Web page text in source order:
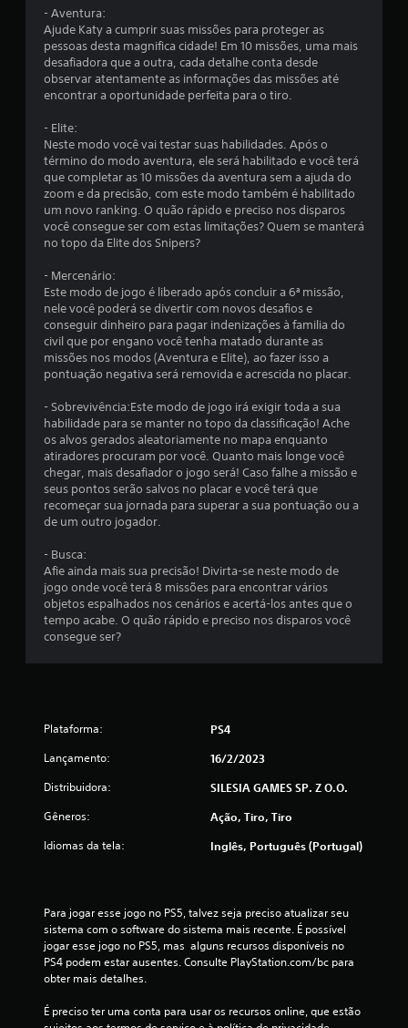
d
e
9
c
l
a
s
s
i
f
c
a
õ
- Aventura:
Ajude Katy a cumprir suas missões para proteger as
pessoas desta magnifica cidade! Em 10 missões, uma mais
desafiadora que a outra, cada detalhe conta desde
observar atentamente as informações das missões até
encontrar a oportunidade perfeita para o tiro.
- Elite:
Neste modo você vai testar suas habilidades. Após o
término do modo aventura, ele será habilitado e você terá
que completar as 10 missões da aventura sem a ajuda do
zoom e da precisão, com este modo também é habilitado
um novo ranking. O quão rápido e preciso nos disparos
você consegue ser com estas limitações? Quem se manterá
no topo da Elite dos Snipers?
- Mercenário:
Este modo de jogo é liberado após concluir a 6ª missão,
nele você poderá se divertir com novos desafios e
conseguir dinheiro para pagar indenizações à familia do
civil que por engano você tenha matado durante as
missões nos modos (Aventura e Elite), ao fazer isso a
pontuação negativa será removida e acrescida no placar.
- Sobrevivência:Este modo de jogo irá exigir toda a sua
habilidade para se manter no topo da classificação! Ache
os alvos gerados aleatoriamente no mapa enquanto
atiradores procuram por você. Quanto mais longe você
chegar, mais desafiador o jogo será! Caso falhe a missão e
seus pontos serão salvos no placar e você terá que
recomeçar sua jornada para superar a sua pontuação ou a
de um outro jogador.
- Busca:
Afie ainda mais sua precisão! Divirta-se neste modo de
jogo onde você terá 8 missões para encontrar vários
objetos espalhados nos cenários e acertá-los antes que o
tempo acabe. O quão rápido e preciso nos disparos você
consegue ser?
Plataforma: PS4
Lançamento: 16/2/2023
Distribuidora: SILESIA GAMES SP. Z O.O.
Gêneros: Ação, Tiro, Tiro
Idiomas da tela: Inglês, Português (Portugal)
Para jogar esse jogo no PS5, talvez seja preciso atualizar seu
sistema com o software do sistema mais recente. É possível
jogar esse jogo no PS5, mas  alguns recursos disponíveis no
PS4 podem estar ausentes. Consulte PlayStation.com/bc para
obter mais detalhes.
É preciso ter uma conta para usar os recursos online, que estão